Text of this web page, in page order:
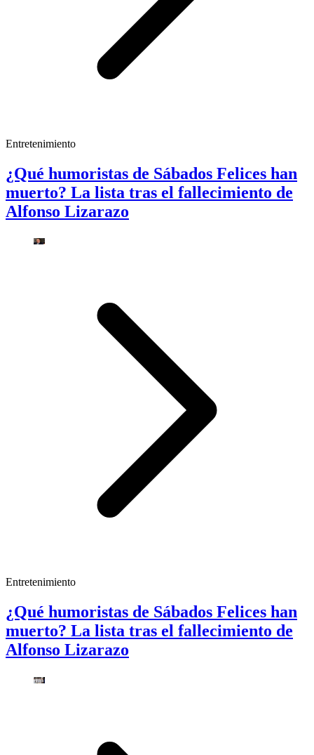
Entretenimiento
¿Qué humoristas de Sábados Felices han
muerto? La lista tras el fallecimiento de
Alfonso Lizarazo
Entretenimiento
¿Qué humoristas de Sábados Felices han
muerto? La lista tras el fallecimiento de
Alfonso Lizarazo